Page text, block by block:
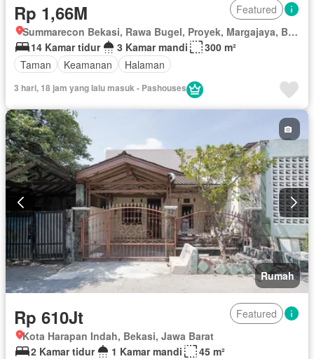
Rp 1,66M
Featured
Summarecon Bekasi, Rawa Bugel, Proyek, Margajaya, Bekasi, Jawa Barat
14 Kamar tidur
3 Kamar mandi
300 m²
Taman
Keamanan Halaman
3 hari, 18 jam yang lalu masuk - Pashouses
Rumah
Rp 610Jt
Featured
Kota Harapan Indah, Bekasi, Jawa Barat
2 Kamar tidur
1 Kamar mandi
45 m²